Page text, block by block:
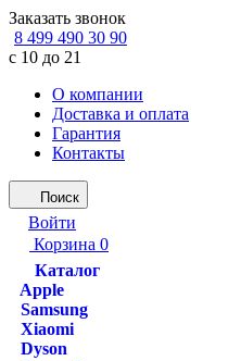
Заказать звонок
8 499 490 30 90
с 10 до 21
О компании
Доставка и оплата
Гарантия
Контакты
Поиск
Войти
Корзина 0
Каталог
Apple
Samsung
Xiaomi
Dyson